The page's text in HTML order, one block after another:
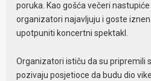
poruka. Kao gošća večeri
organizatori najavljuju i goste
upotpuniti koncertni spektakl.
Organizatori ističu da su pripremili
pozivaju posjetioce da budu dio